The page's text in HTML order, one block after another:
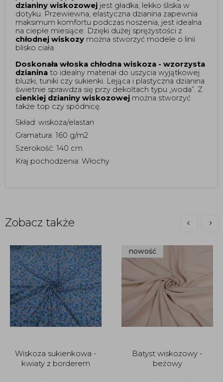
dzianiny wiskozowej jest gładka, lekko śliska w
dotyku. Przewiewna, elastyczna dzianina zapewnia
maksimum komfortu podczas noszenia, jest idealna
chłodnej wiskozy można stworzyć modele o linii
blisko ciała.
Doskonała włoska chłodna wiskoza - wzorzysta
dzianina to idealny materiał do uszycia wyjątkowej
bluzki, tuniki czy sukienki. Lejąca i plastyczna dzianina
cienkiej dzianiny wiskozowej można stworzyć
także top czy spódnicę.
Skład: wiskoza/elastan
Gramatura: 160 g/m2
Szerokość: 140 cm
Kraj pochodzenia: Włochy
Zobacz także
Wiskoza sukienkowa -
kwiaty z borderem
nowość
Batyst wiskozowy -
beżowy